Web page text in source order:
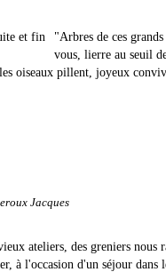
"Arbres de ces
vous, lierre au seuil
oiseaux pillent, joyeux
Jacques
ateliers, des greniers nous
à l'occasion d'un séjour dans